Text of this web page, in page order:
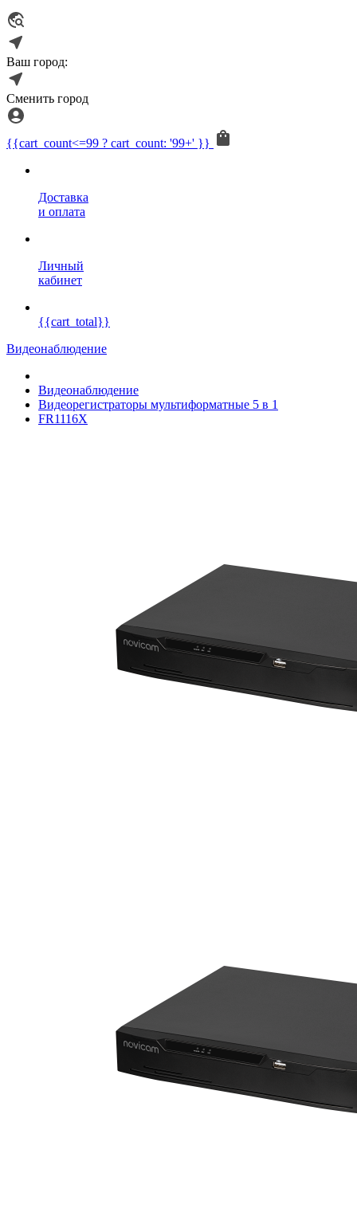
Ваш город:
Сменить город
{{cart_count<=99 ? cart_count: '99+' }}
Доставка
и оплата
Личный
кабинет
{{cart_total}}
Видеонаблюдение
Видеонаблюдение
Видеорегистраторы мультиформатные 5 в 1
FR1116X